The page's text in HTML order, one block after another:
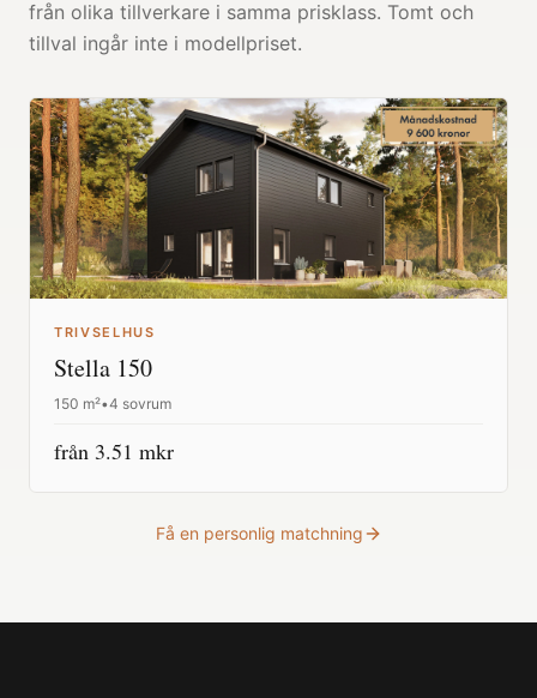
från olika tillverkare i samma prisklass. Tomt och
tillval ingår inte i modellpriset.
TRIVSELHUS
Stella 150
150 m²•4 sovrum
från 3.51 mkr
Få en personlig matchning